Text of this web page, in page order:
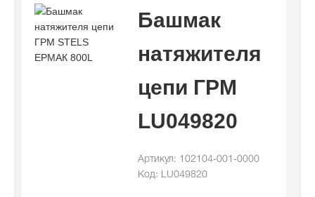
Башмак
натяжителя
цепи ГРМ
LU049820
Артикул: 102104-001-0000
Код: LU049820